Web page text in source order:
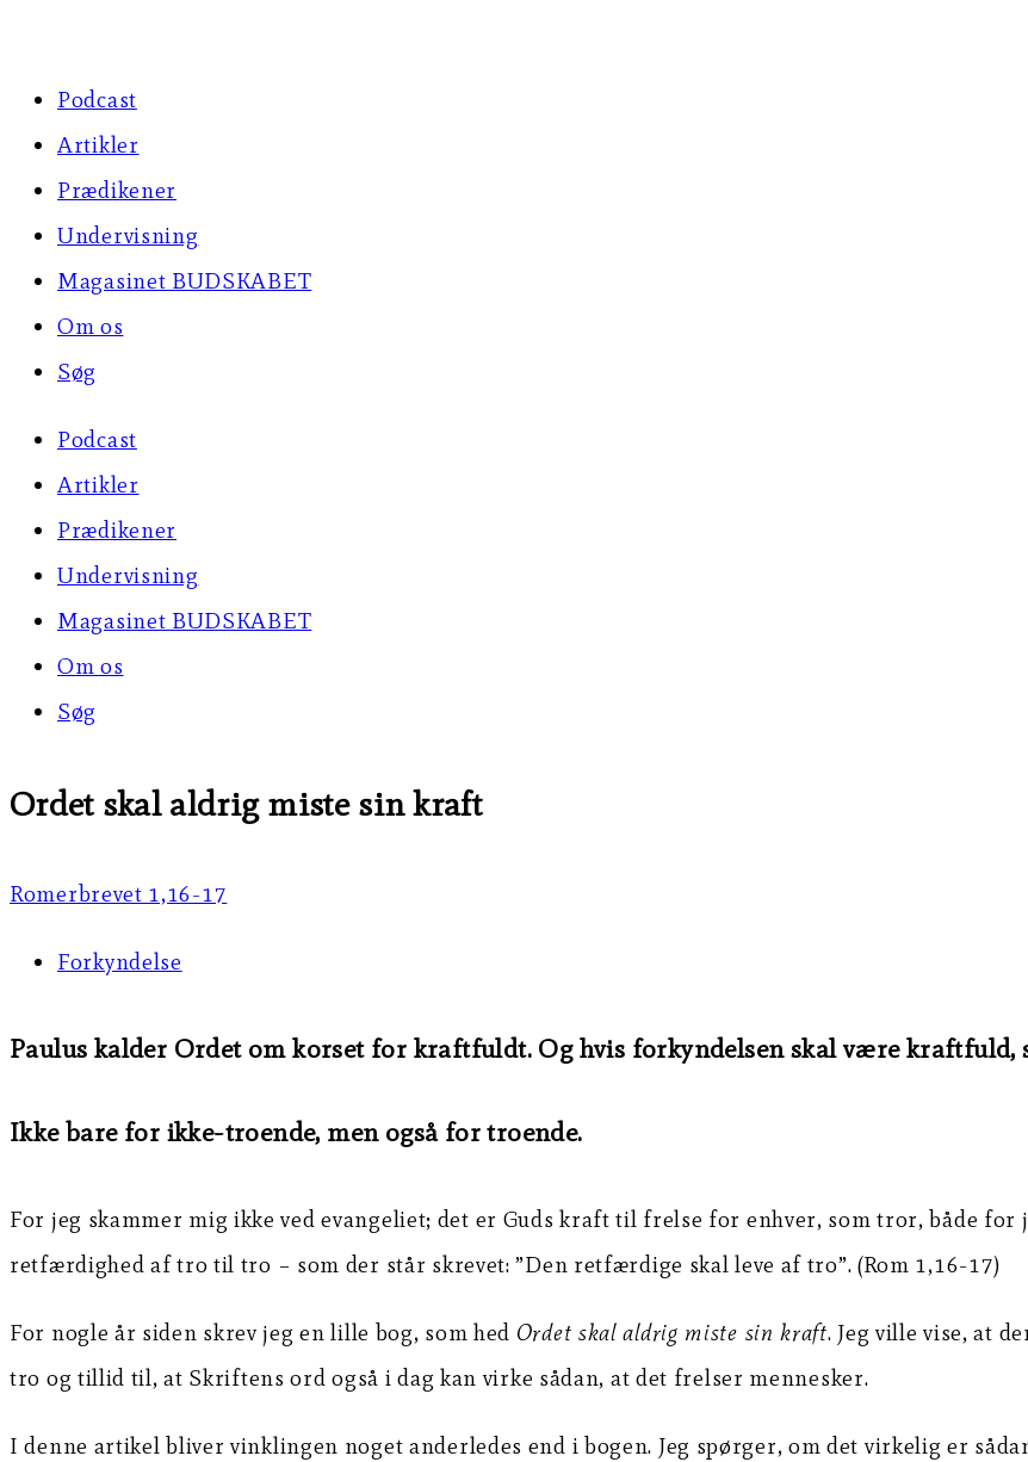
Podcast
Artikler
Prædikener
Undervisning
Magasinet BUDSKABET
Om os
Søg
Podcast
Artikler
Prædikener
Undervisning
Magasinet BUDSKABET
Om os
Søg
Ordet skal aldrig miste sin kraft
Romerbrevet 1,16-17
Forkyndelse
Paulus kalder Ordet om korset for kraftfuldt. Og hvis forkyndelsen skal være kraftfuld,
Ikke bare for ikke-troende, men også for troende.
For jeg skammer mig ikke ved evangeliet; det er Guds kraft til frelse for enhver, som tror, både
retfærdighed af tro til tro – som der står skrevet: ”Den retfærdige skal leve af tro”. (Rom 1,16-17)
For nogle år siden skrev jeg en lille bog, som hed Ordet skal aldrig miste sin kraft. Jeg ville vise, at
tro og tillid til, at Skriftens ord også i dag kan virke sådan, at det frelser mennesker.
I denne artikel bliver vinklingen noget anderledes end i bogen. Jeg spørger, om det virkelig er